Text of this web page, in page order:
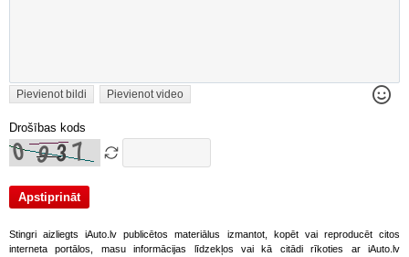
Pievienot bildi Pievienot video
Drošības kods
Stingri aizliegts iAuto.lv publicētos materiālus izmantot, kopēt vai reproducēt citos
interneta portālos, masu informācijas līdzekļos vai kā citādi rīkoties ar iAuto.lv